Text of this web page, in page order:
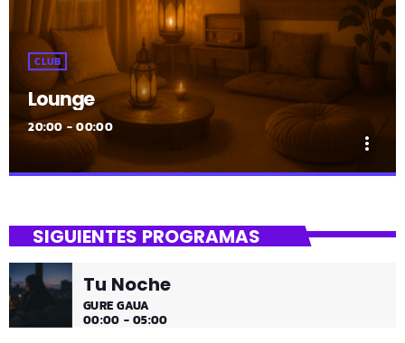
CLUB
Lounge
20:00 - 00:00
more_vert
Hora de desconectar de todo
Es hora de ir desconectando, y qué mejor que hacerlo
con sonidos que nos transportan, tal vez, a islas
paradisíacas. ¿Hace una infusión? ¿Un mojito?
SIGUIENTES PROGRAMAS
Tu Noche
GURE GAUA
00:00 - 05:00